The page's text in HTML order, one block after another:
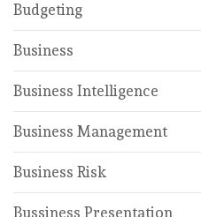
Budgeting
Business
Business Intelligence
Business Management
Business Risk
Bussiness Presentation